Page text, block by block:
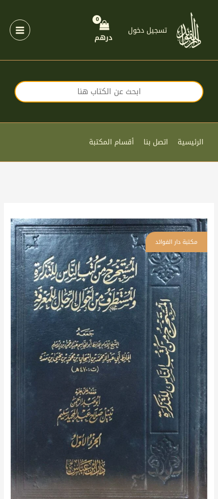
المحتوى
تسجيل دخول
درهم
الرئيسية اتصل بنا أقسام المكتبة
المستخرج
من
كتب
الناس
للتذكرة
والمستطرف
\
3
مجلدات